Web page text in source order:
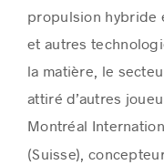
propulsion hybride
et autres
la matière, le
attiré d’autres
Montréal
(Suisse),